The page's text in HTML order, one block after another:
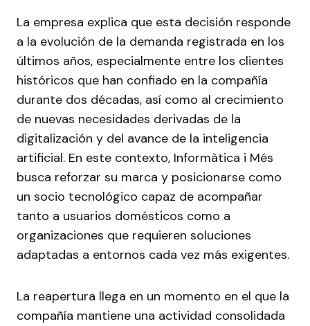
La empresa explica que esta decisión responde
a la evolución de la demanda registrada en los
últimos años, especialmente entre los clientes
históricos que han confiado en la compañía
durante dos décadas, así como al crecimiento
de nuevas necesidades derivadas de la
digitalización y del avance de la inteligencia
artificial. En este contexto, Informàtica i Més
busca reforzar su marca y posicionarse como
un socio tecnológico capaz de acompañar
tanto a usuarios domésticos como a
organizaciones que requieren soluciones
adaptadas a entornos cada vez más exigentes.
La reapertura llega en un momento en el que la
compañía mantiene una actividad consolidada